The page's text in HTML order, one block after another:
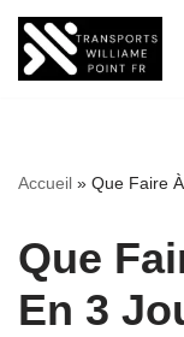
Aller
Accueil » Que Faire
Que
En 3